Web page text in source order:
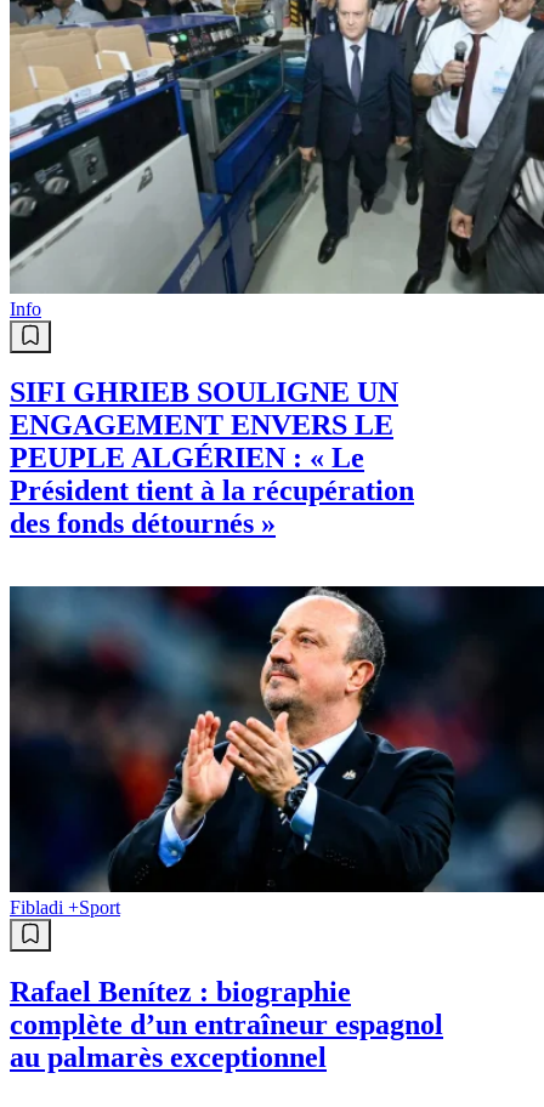
Info
SIFI GHRIEB SOULIGNE UN
ENGAGEMENT ENVERS LE
PEUPLE ALGÉRIEN : « Le
Président tient à la récupération
des fonds détournés »
Fibladi +Sport
Rafael Benítez : biographie
complète d’un entraîneur espagnol
au palmarès exceptionnel